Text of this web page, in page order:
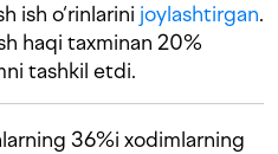
ish o‘rinlarini joylashtirgan.
haqi taxminan 20%
tashkil etdi.
36%i xodimlarning